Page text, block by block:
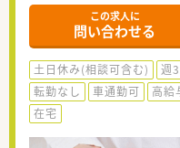
この求人に
問い合わせる
土日休み(相談可含む) 週
転勤なし
車通勤可 高給
在宅